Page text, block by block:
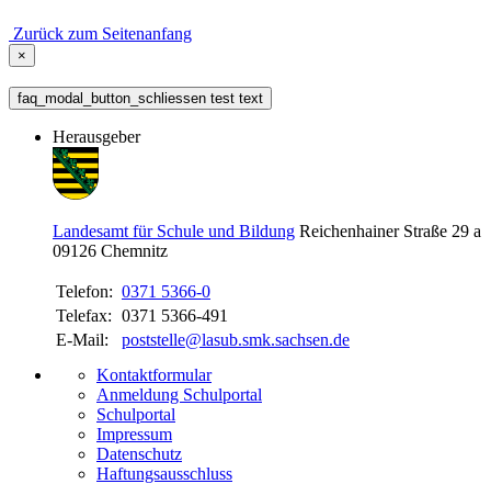
Zurück zum Seitenanfang
×
faq_modal_button_schliessen test text
Herausgeber
Landesamt für Schule und Bildung Reichenhainer Straße 29 a
09126 Chemnitz
Telefon: 0371 5366-0
Telefax: 0371 5366-491
E-Mail:
poststelle@lasub.smk.sachsen.de
Kontaktformular
Anmeldung Schulportal
Schulportal
Impressum
Datenschutz
Haftungsausschluss